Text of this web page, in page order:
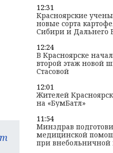
12:31
Красноярские
новые сорта
Сибири и Дальнего
12:24
В Красноярске
второй этаж новой
Стасовой
12:01
Жителей
на «БумБатл»
11:54
Минздрав
медицинской
при